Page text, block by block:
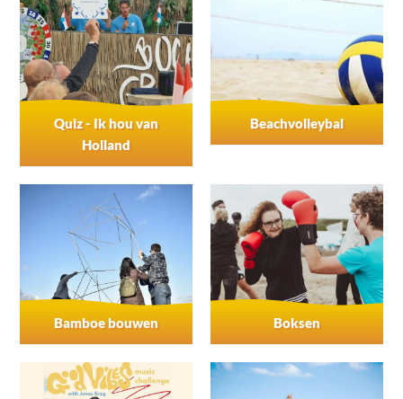
Quiz - Ik hou van
Holland
Beachvolleybal
Bamboe bouwen Boksen